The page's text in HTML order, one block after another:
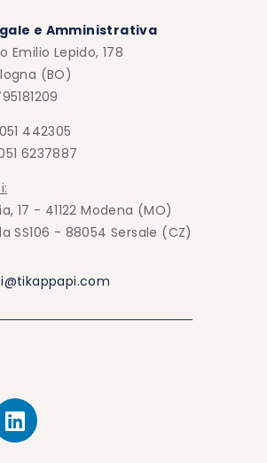
e Amministrativa
Emilio Lepido, 178
(BO)
442305
6237887
17 - 41122 Modena (MO)
SS106 - 88054 Sersale (CZ)